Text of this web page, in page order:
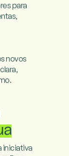
para
novos
iniciativa